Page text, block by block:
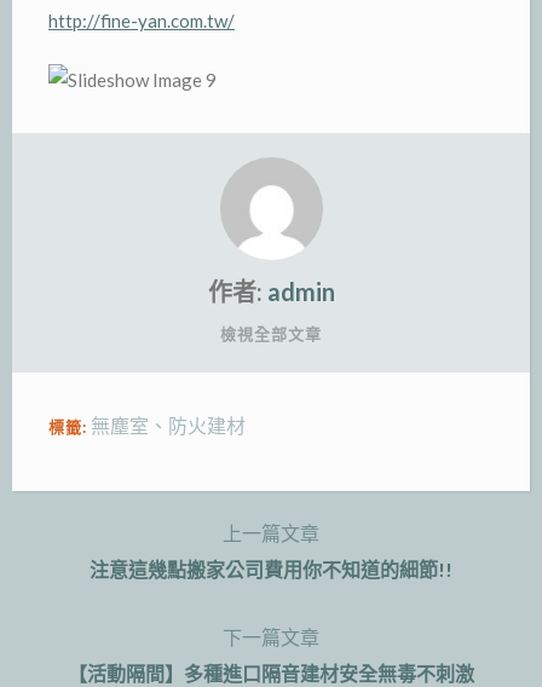
http://fine-yan.com.tw/
作者: admin
檢視全部文章
標籤: 無塵室 、 防火建材
上一篇文章
注意這幾點搬家公司費用你不知道的細節!!
下一篇文章
【活動隔間】多種進口隔音建材安全無毒不刺激